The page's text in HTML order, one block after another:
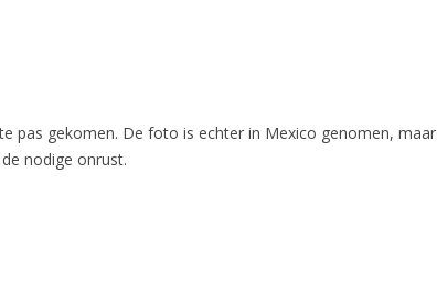
pas gekomen. De foto is echter in Mexico genomen, maar
nodige onrust.